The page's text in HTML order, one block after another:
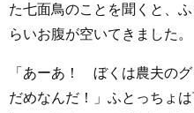
た七面鳥のことを聞くと、
らいお腹が空いてきました。
「あーあ！ ぼくは農夫の
だめなんだ！」ふとっちょ